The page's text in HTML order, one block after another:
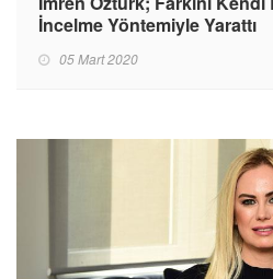
İncelme Yöntemiyle Yarattı
05 Mart 2020